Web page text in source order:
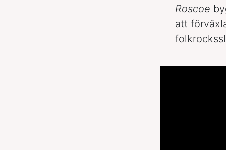
Roscoe
att